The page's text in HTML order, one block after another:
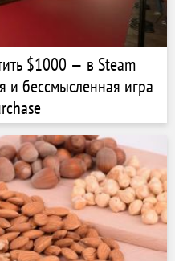
$1000 — в Steam
и бессмысленная игра